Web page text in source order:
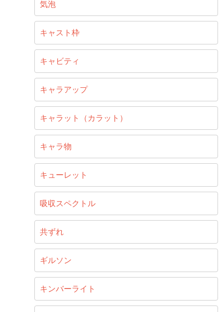
気泡
キャスト枠
キャビティ
キャラアップ
キャラット（カラット）
キャラ物
キューレット
吸収スペクトル
共ずれ
ギルソン
キンバーライト